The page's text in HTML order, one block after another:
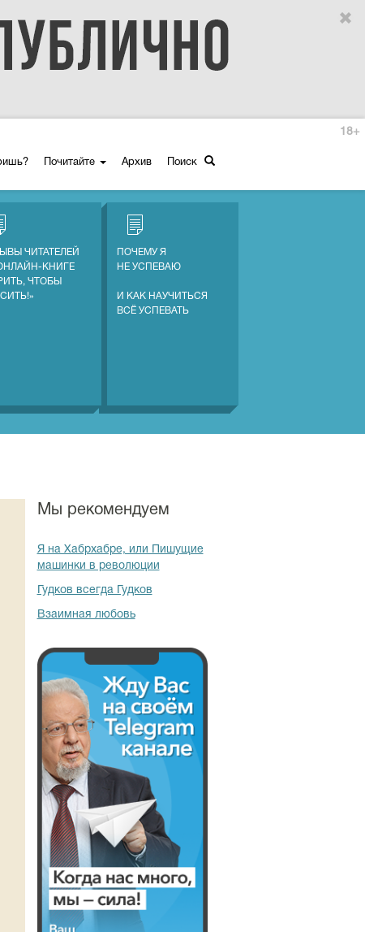
Почитайте Архив Поиск
18+
ЧИТАТЕЛЕЙ
КНИГЕ
ЧТОБЫ
ПОЧЕМУ Я
НЕ УСПЕВАЮ
И КАК НАУЧИТЬСЯ
ВСЁ УСПЕВАТЬ
Мы рекомендуем
Я на Хабрхабре, или Пишущие
машинки в революции
Гудков всегда Гудков
Взаимная любовь